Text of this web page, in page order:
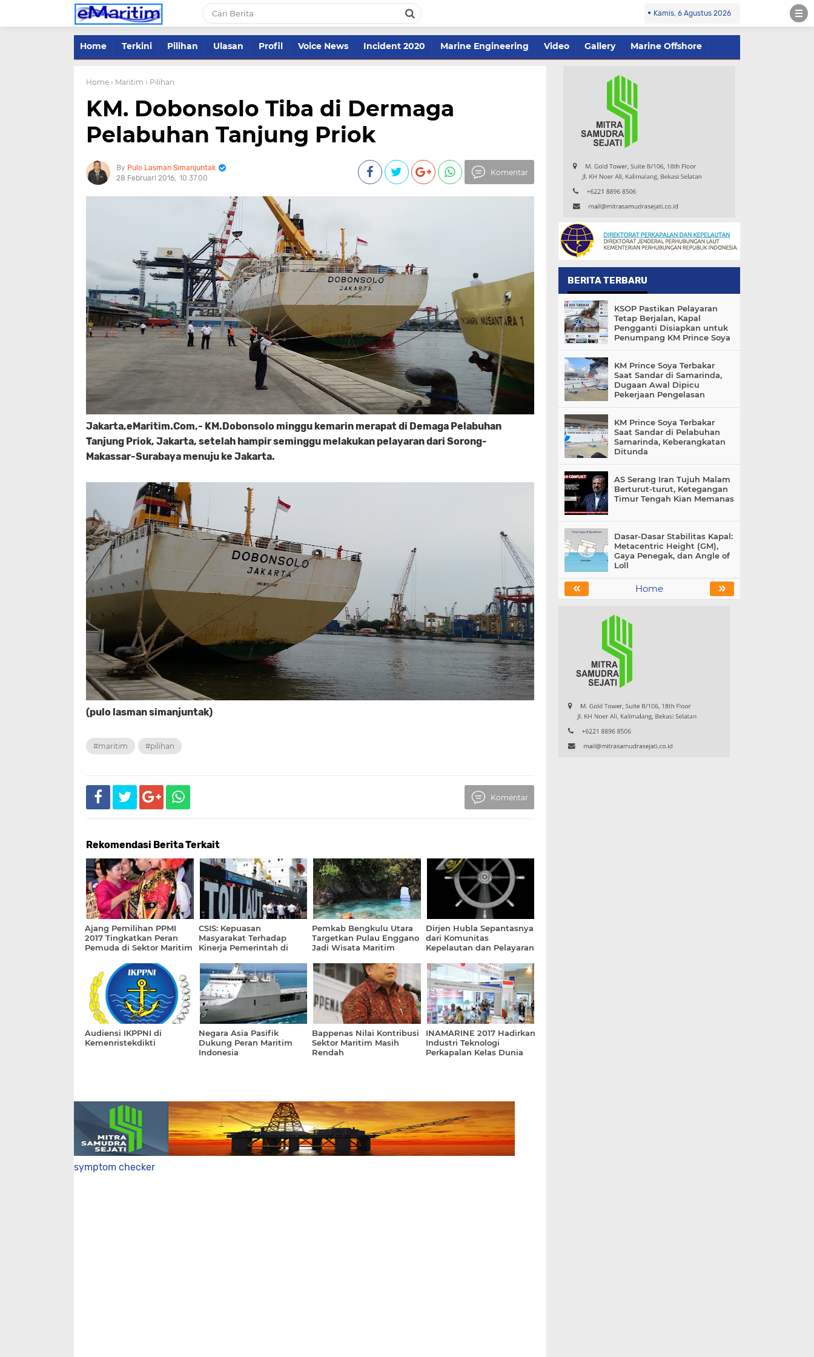
Kamis, 6 Agustus 2026
Home Terkini Pilihan Ulasan Profil Voice News Incident 2020 Marine Engineering Video Gallery Marine Offshore
Home › Maritim › Pilihan
KM. Dobonsolo Tiba di Dermaga
Pelabuhan Tanjung Priok
Pulo Lasman Simanjuntak
28 Februari 2016 10.37.00
Komentar
Jakarta,eMaritim.Com,- KM.Dobonsolo minggu kemarin merapat di Demaga Pelabuhan
Tanjung Priok, Jakarta, setelah hampir seminggu melakukan pelayaran dari Sorong-
Makassar-Surabaya menuju ke Jakarta.
(pulo lasman simanjuntak)
#maritim #pilihan
Komentar
Rekomendasi Berita Terkait
Ajang Pemilihan PPMI
2017 Tingkatkan Peran
Pemuda di Sektor Maritim
CSIS: Kepuasan
Masyarakat Terhadap
Kinerja Pemerintah di
Pemkab Bengkulu Utara
Targetkan Pulau Enggano
Jadi Wisata Maritim
Dirjen Hubla Sepantasnya
dari Komunitas
Kepelautan dan Pelayaran
Audiensi IKPPNI di
Kemenristekdikti
Negara Asia Pasifik
Dukung Peran Maritim
Indonesia
Bappenas Nilai Kontribusi
Sektor Maritim Masih
Rendah
INAMARINE 2017 Hadirkan
Industri Teknologi
Perkapalan Kelas Dunia
symptom checker
BERITA TERBARU
KSOP Pastikan Pelayaran
Tetap Berjalan, Kapal
Pengganti Disiapkan untuk
Penumpang KM Prince Soya
KM Prince Soya Terbakar
Saat Sandar di Samarinda,
Dugaan Awal Dipicu
Pekerjaan Pengelasan
KM Prince Soya Terbakar
Saat Sandar di Pelabuhan
Samarinda, Keberangkatan
Ditunda
AS Serang Iran Tujuh Malam
Berturut-turut, Ketegangan
Timur Tengah Kian Memanas
Dasar-Dasar Stabilitas Kapal:
Metacentric Height (GM),
Gaya Penegak, dan Angle of
Loll
« »
Home